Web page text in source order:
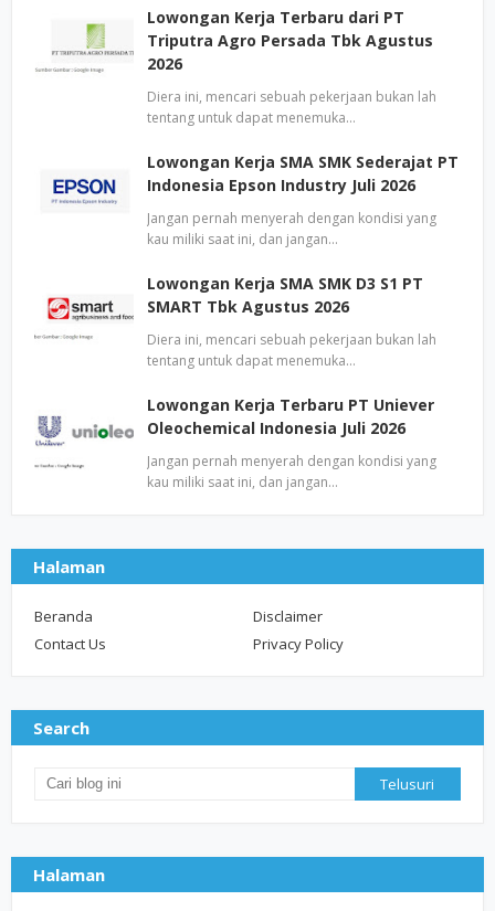
Lowongan Kerja Terbaru dari PT
Triputra Agro Persada Tbk Agustus
2026
Diera ini, mencari sebuah pekerjaan bukan lah
tentang untuk dapat menemuka…
Lowongan Kerja SMA SMK Sederajat PT
Indonesia Epson Industry Juli 2026
Jangan pernah menyerah dengan kondisi yang
kau miliki saat ini, dan jangan…
Lowongan Kerja SMA SMK D3 S1 PT
SMART Tbk Agustus 2026
Diera ini, mencari sebuah pekerjaan bukan lah
tentang untuk dapat menemuka…
Lowongan Kerja Terbaru PT Uniever
Oleochemical Indonesia Juli 2026
Jangan pernah menyerah dengan kondisi yang
kau miliki saat ini, dan jangan…
Halaman
Beranda
Disclaimer
Contact Us
Privacy Policy
Search
Halaman